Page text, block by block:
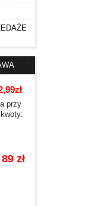
przy
89 zł